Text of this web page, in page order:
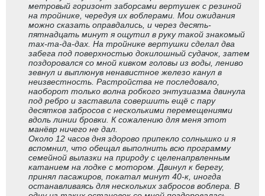
метровый горизонт заборсами вертушек с резиной
на тройнике, чередуя их воблерами. Мои ожидания
можно сказать оправдались, и через десять-
пятнадцать минут я ощутил в руку такой знакомый
тах-та-да-дах. На тройнике вертушки сделал два
забега под поверхностью докилошный судачок, затем
поздоровался со мной кивком головы из воды, лениво
зевнул и выплюнув ненавистное железо канул в
неизвестность. Растройства не последовало,
наоборот только волна робкого энтузиазма двинула
под ребро и заставила совершить ещё с пару
десятков забросов с несколькими перемещениями
вдоль линии бровки. К сожалению для меня этот
манёвр ничего не дал.
Около 12 часов дня здорово припекло солнышко и я
вспомнил, что обещал выполнить всю программу
семейной вылазки на природу с целенапрвленным
катанием на лодке с мотором. Двинул к берегу,
принял пасажиров, покатал минут 40-к, иногда
останавливаясь для нескольких забросов воблера. В